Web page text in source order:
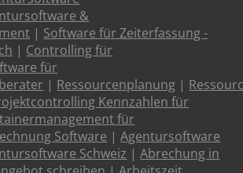
&
| Software für Zeiterfassung -
| Controlling für
für
| Ressourcenplanung |
Kennzahlen für
für
Software |Agentursoftware
Schweiz |Abrechung in